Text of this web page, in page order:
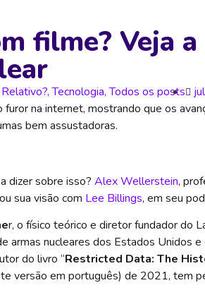
filme? Veja
,Tecnologia,Todos os posts
na internet, mostrando que os
bem assustadoras.
dizer sobre isso? Alex Wellerstein,
sua visão com Lee Billings, em seu
r, o físico teórico e diretor fundador do
armas nucleares dos Estados Unidos
do livro “Restricted Data: The
versão em português) de 2021, tem